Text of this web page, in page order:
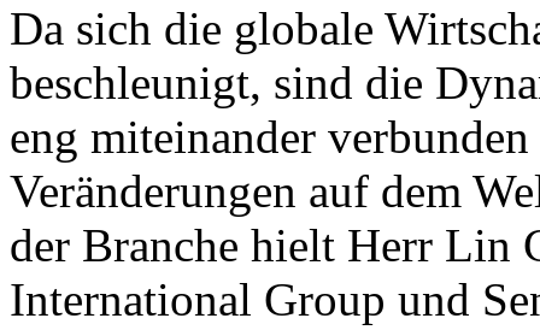
Da sich die globale
beschleunigt, sind die
eng miteinander
Veränderungen auf dem
der Branche hielt Herr Lin
International Group und